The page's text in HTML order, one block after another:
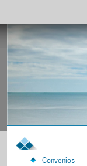
Convenios